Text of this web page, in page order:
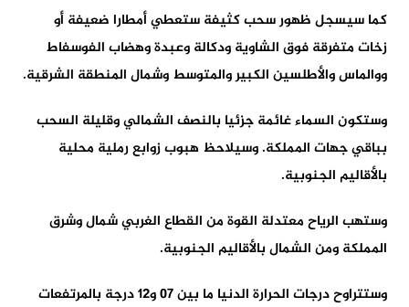
كما سيسجل ظهور سحب كثيفة ستعطي أمطارا ضعيفة أو
زخات متفرقة فوق الشاوية ودكالة وعبدة وهضاب الفوسفاط
ووالماس والأطلسين الكبير والمتوسط وشمال المنطقة الشرقية.
وستكون السماء غائمة جزئيا بالنصف الشمالي وقليلة السحب
بباقي جهات المملكة. وسيلاحظ هبوب زوابع رملية محلية
بالأقاليم الجنوبية.
وستهب الرياح معتدلة القوة من القطاع الغربي شمال وشرق
المملكة ومن الشمال بالأقاليم الجنوبية.
وستتراوح درجات الحرارة الدنيا ما بين 07 و12 درجة بالمرتفعات